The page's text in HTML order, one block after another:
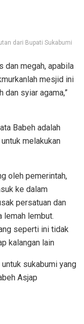
dari Bupati Sukabumi
dan megah, apabila
mesjid ini
dan syiar agama,”
Babeh adalah
melakukan
oleh pemerintah,
ke dalam
persatuan dan
lemah lembut.
seperti ini tidak
kalangan lain
sukabumi yang
Asjap